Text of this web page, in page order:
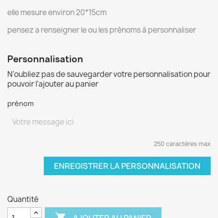
elle mesure environ 20*15cm
pensez a renseigner le ou les prénoms à personnaliser
Personnalisation
N'oubliez pas de sauvegarder votre personnalisation pour
pouvoir l'ajouter au panier
prénom
250 caractères max
ENREGISTRER LA PERSONNALISATION
Quantité